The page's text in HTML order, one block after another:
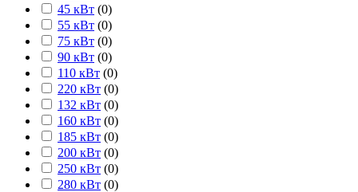
45 кВт (0)
55 кВт (0)
75 кВт (0)
90 кВт (0)
110 кВт (0)
220 кВт (0)
132 кВт (0)
160 кВт (0)
185 кВт (0)
200 кВт (0)
250 кВт (0)
280 кВт (0)